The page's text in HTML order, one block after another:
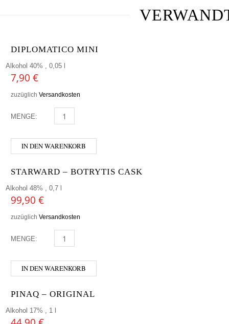
DIPLOMATICO MINI
Alkohol 40% , 0,05 l
7,90 €
zuzüglich Versandkosten
MENGE: DIPLOMATICO MINI MENGE
IN DEN WARENKORB
STARWARD – BOTRYTIS CASK
Alkohol 48% , 0,7 l
99,90 €
zuzüglich Versandkosten
MENGE: STARWARD - BOTRYTIS CASK MENGE
IN DEN WARENKORB
PINAQ – ORIGINAL
Alkohol 17% , 1 l